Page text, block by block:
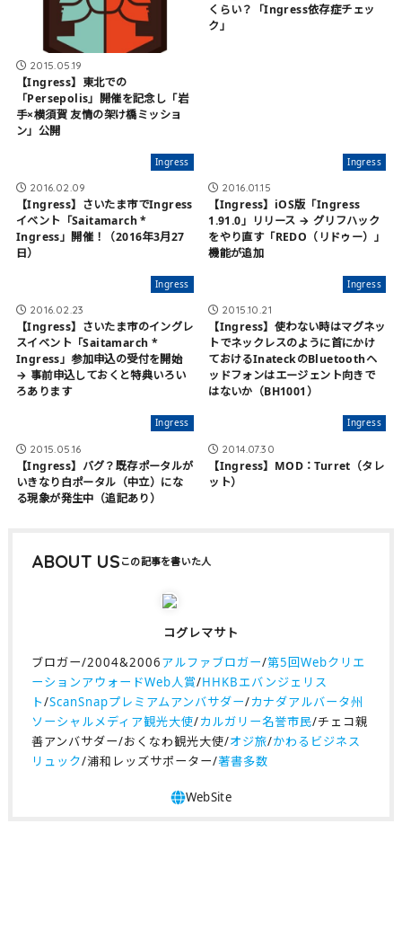
2015.05.19
【Ingress】東北での
「Persepolis」開催を記念し「岩
手×横須賀 友情の架け橋ミッショ
ン」公開
くらい？「Ingress依存症チェッ
ク」
Ingress
2016.02.09
【Ingress】さいたま市でIngress
イベント「Saitamarch *
Ingress」開催！（2016年3月27
日）
Ingress
2016.01.15
【Ingress】iOS版「Ingress
1.91.0」リリース → グリフハック
をやり直す「REDO（リドゥー）」
機能が追加
Ingress
2016.02.23
【Ingress】さいたま市のイングレ
スイベント「Saitamarch *
Ingress」参加申込の受付を開始
→ 事前申込しておくと特典いろい
ろあります
Ingress
2015.10.21
【Ingress】使わない時はマグネッ
トでネックレスのように首にかけ
ておけるInateckのBluetoothヘ
ッドフォンはエージェント向きで
はないか（BH1001）
Ingress
2015.05.16
【Ingress】バグ？既存ポータルが
いきなり白ポータル（中立）にな
る現象が発生中（追記あり）
Ingress
2014.07.30
【Ingress】MOD：Turret（タレ
ット）
ABOUT US
コグレマサト
ブロガー/2004&2006アルファブロガー/第5回Webクリエ
ーションアウォードWeb人賞/HHKBエバンジェリス
ト/ScanSnapプレミアムアンバサダー/カナダアルバータ州
ソーシャルメディア観光大使/カルガリー名誉市民/チェコ親
善アンバサダー/おくなわ観光大使/オジ旅/かわるビジネス
リュック/浦和レッズサポーター/著書多数